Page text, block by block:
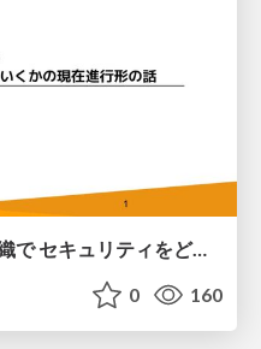
ボトムアップ文化が強い組織で セキュリティをどう根付かせていくかの現在進行形の話 / Making Security Stick in a Bottom-Up Organization
0 160